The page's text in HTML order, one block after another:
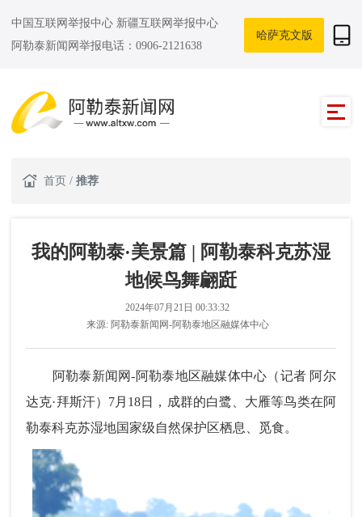
中国互联网举报中心 新疆互联网举报中心
阿勒泰新闻网举报电话：0906-2121638
哈萨克文版
首页 / 推荐
我的阿勒泰·美景篇 | 阿勒泰科克苏湿
地候鸟舞翩跹
2024年07月21日 00:33:32
来源: 阿勒泰新闻网-阿勒泰地区融媒体中心
阿勒泰新闻网-阿勒泰地区融媒体中心（记者 阿尔
达克·拜斯汗） 7月18日，成群的白鹭、大雁等鸟类在阿
勒泰科克苏湿地国家级自然保护区栖息、觅食。